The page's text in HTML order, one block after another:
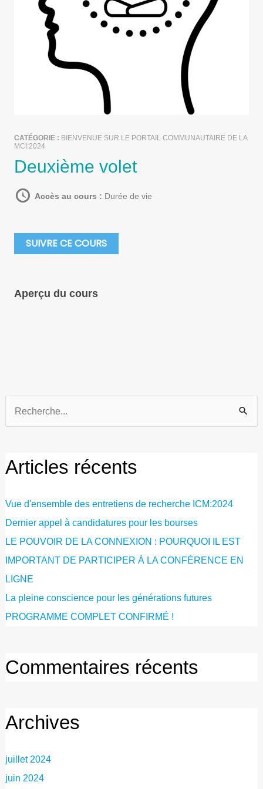
CATÉGORIE : BIENVENUE SUR LE PORTAIL COMMUNAUTAIRE DE LA
MCI:2024
Deuxième volet
Accès au cours : Durée de vie
SUIVRE CE COURS
Aperçu du cours
Recherche
Articles récents
Vue d'ensemble des entretiens de recherche ICM:2024
Dernier appel à candidatures pour les bourses
LE POUVOIR DE LA CONNEXION : POURQUOI IL EST
IMPORTANT DE PARTICIPER À LA CONFÉRENCE EN
LIGNE
La pleine conscience pour les générations futures
PROGRAMME COMPLET CONFIRMÉ !
Commentaires récents
Archives
juillet 2024
juin 2024